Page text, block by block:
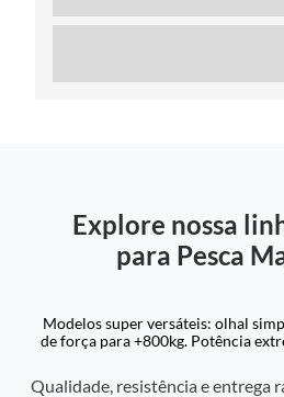
Explore nossa
para Pesca
Modelos super versáteis: olhal
de força para +800kg. Potência
Qualidade, resistência e entrega